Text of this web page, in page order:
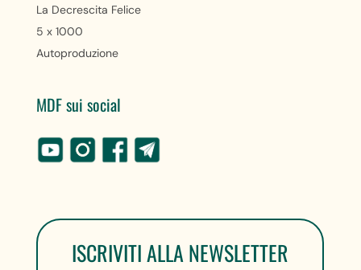
La Decrescita Felice
5 x 1000
Autoproduzione
MDF sui social
ISCRIVITI ALLA NEWSLETTER